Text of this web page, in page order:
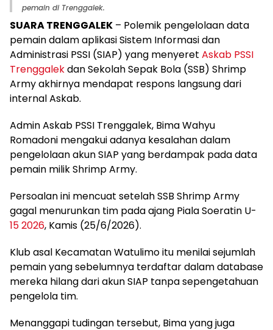
pemain di Trenggalek.
SUARA TRENGGALEK – Polemik pengelolaan data
pemain dalam aplikasi Sistem Informasi dan
Administrasi PSSI (SIAP) yang menyeret Askab PSSI
Trenggalekdan Sekolah Sepak Bola (SSB) Shrimp
Army akhirnya mendapat respons langsung dari
internal Askab.
Admin Askab PSSI Trenggalek, Bima Wahyu
Romadoni mengakui adanya kesalahan dalam
pengelolaan akun SIAP yang berdampak pada data
pemain milik Shrimp Army.
Persoalan ini mencuat setelah SSB Shrimp Army
gagal menurunkan tim pada ajang Piala Soeratin U-
15 2026, Kamis (25/6/2026).
Klub asal Kecamatan Watulimo itu menilai sejumlah
pemain yang sebelumnya terdaftar dalam database
mereka hilang dari akun SIAP tanpa sepengetahuan
pengelola tim.
Menanggapi tudingan tersebut, Bima yang juga